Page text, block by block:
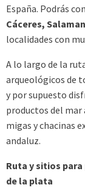
España. Podrás
Cáceres,
localidades con
A lo largo de la
arqueológicos de
y por supuesto
productos del mar
migas y chacinas
andaluz.
Ruta y sitios
de la plata